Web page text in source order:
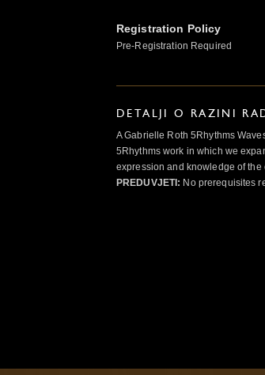
Registration Policy
Pre-Registration Required
DETALJI O RAZINI
A Gabrielle Roth 5Rhythms
5Rhythms work in which we
expression and knowledge of
PREDUVJETI: No prerequisites